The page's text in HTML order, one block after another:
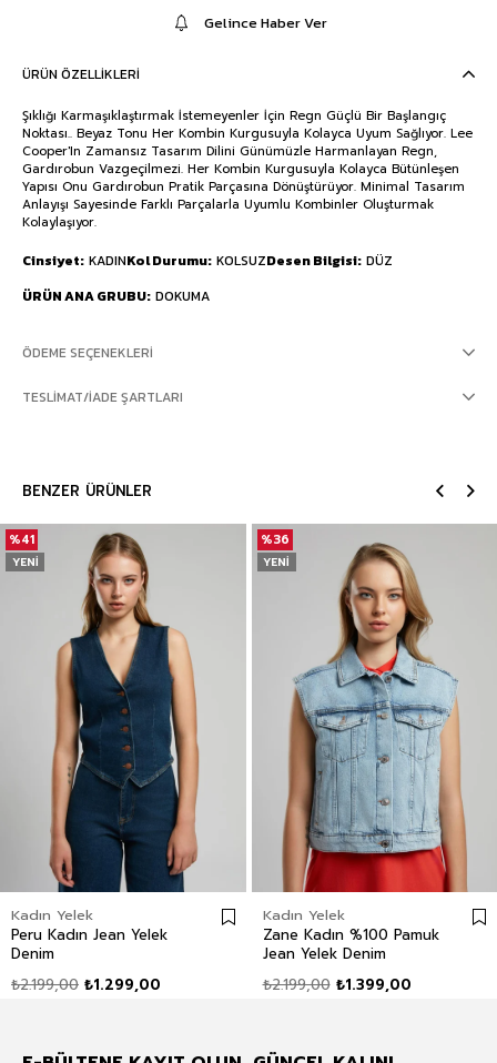
Gelince Haber Ver
ÜRÜN ÖZELLIKLERI
Şıklığı Karmaşıklaştırmak İstemeyenler İçin Regn Güçlü Bir Başlangıç
Noktası.. Beyaz Tonu Her Kombin Kurgusuyla Kolayca Uyum Sağlıyor. Lee
Cooper'In Zamansız Tasarım Dilini Günümüzle Harmanlayan Regn,
Gardırobun Vazgeçilmezi. Her Kombin Kurgusuyla Kolayca Bütünleşen
Yapısı Onu Gardırobun Pratik Parçasına Dönüştürüyor. Minimal Tasarım
Anlayışı Sayesinde Farklı Parçalarla Uyumlu Kombinler Oluşturmak
Kolaylaşıyor.
Cinsiyet KADINKol Durumu KOLSUZDesen Bilgisi DÜZ
ÜRÜN ANA GRUBU DOKUMA
ÖDEME SEÇENEKLERI
TESLIMAT/İADE ŞARTLARI
BENZER ÜRÜNLER
Kadın Yelek
Peru Kadın Jean Yelek
Denim
₺1.299,00
₺2.199,00
%41
YENI
Kadın Yelek
Zane Kadın %100 Pamuk
Jean Yelek Denim
₺1.399,00
₺2.199,00
%36
YENI